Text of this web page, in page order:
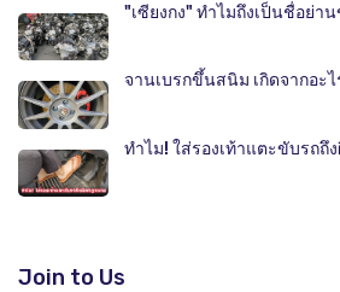
"เซียงกง" ทำไมถึงเป็นชื่อย่า
จานเบรกขึ้นสนิม เกิดจากอะ
ทำไม! ใส่รองเท้าแตะขับรถถึ
Join to Us